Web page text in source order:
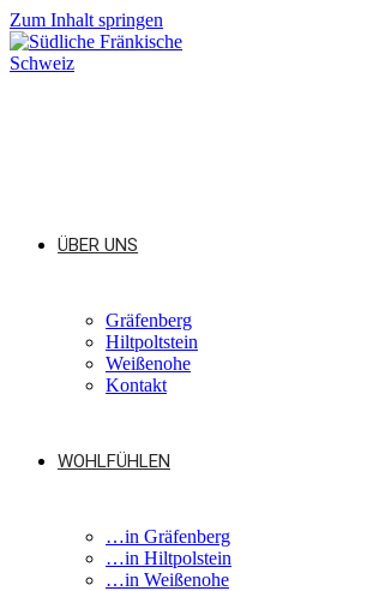
Zum Inhalt springen
ÜBER UNS
Gräfenberg
Hiltpoltstein
Weißenohe
Kontakt
WOHLFÜHLEN
…in Gräfenberg
…in Hiltpolstein
…in Weißenohe